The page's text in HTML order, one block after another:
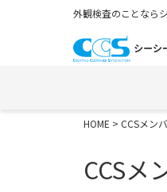
外観検査のことなら
HOME > CCSメン
CCSメ